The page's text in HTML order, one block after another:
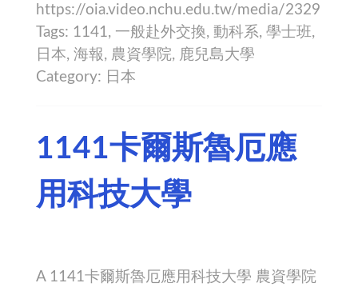
https://oia.video.nchu.edu.tw/media/2329
Tags: 1141, 一般赴外交換, 動科系, 學士班,
日本, 海報, 農資學院, 鹿兒島大學
Category: 日本
1141卡爾斯魯厄應
用科技大學
A 1141卡爾斯魯厄應用科技大學 農資學院